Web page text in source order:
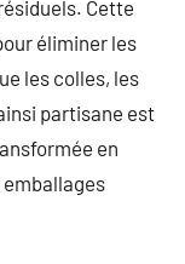
Cette
éliminer les
les colles, les
partisane est
en